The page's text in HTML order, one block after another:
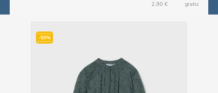
2,90 € gratis
-50%